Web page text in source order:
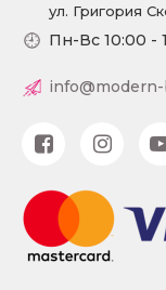
ул. Григория
Пн-Вс 10:00 -